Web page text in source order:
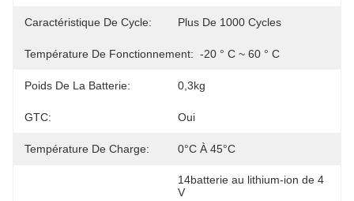
Caractéristique De Cycle: Plus De 1000 Cycles
Température De Fonctionnement: -20 ° C ~ 60 ° C
Poids De La Batterie: 0,3kg
GTC: Oui
Température De Charge: 0°C À 45°C
14batterie au lithium-ion de 4
V